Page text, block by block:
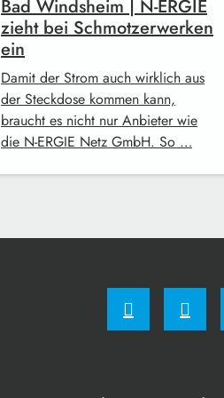
Bad Windsheim | N-ERGIE
zieht bei Schmotzerwerken
ein
Damit der Strom auch wirklich aus
der Steckdose kommen kann,
braucht es nicht nur Anbieter wie
die N-ERGIE Netz GmbH. So …